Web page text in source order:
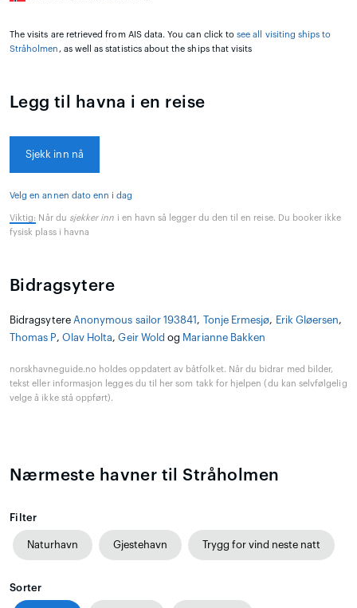
The visits are retrieved from AIS data. You can click tosee all visiting ships to
Stråholmen , as well as statistics about the ships that visits
Legg til havna i en reise
Sjekk inn nå
Velg en annen dato enn i dag
Viktig: Når du sjekker inn i en havn så legger du den til en reise. Du booker ikke
fysisk plass i havna
Bidragsytere
Bidragsytere Anonymous sailor 193841 , Tonje Ermesjø, Erik Gløersen,
Thomas P, Olav Holta,Geir Wold og Marianne Bakken
norskhavneguide.no holdes oppdatert av båtfolket. Når du bidrar med bilder,
tekst eller informasjon legges du til her som takk for hjelpen (du kan selvfølgelig
velge å ikke stå oppført).
Nærmeste havner til Stråholmen
Filter
Naturhavn Gjestehavn Trygg for vind neste natt
Sorter